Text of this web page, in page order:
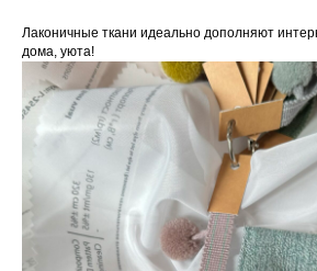
Лаконичные ткани идеально дополняют
дома, уюта!